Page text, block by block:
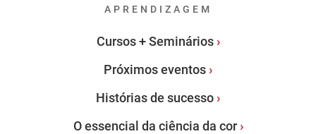
APRENDIZAGEM
Cursos + Seminários
Próximos eventos
Histórias de sucesso
O essencial da ciência da cor